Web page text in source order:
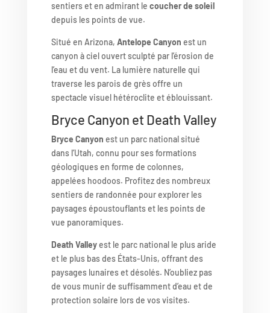
sentiers et en admirant le coucher de soleil
depuis les points de vue.
Situé en Arizona, Antelope Canyon est un
canyon à ciel ouvert sculpté par l’érosion de
l’eau et du vent. La lumière naturelle qui
traverse les parois de grès offre un
spectacle visuel hétéroclite et éblouissant.
Bryce Canyon et Death Valley
Bryce Canyon est un parc national situé
dans l’Utah, connu pour ses formations
géologiques en forme de colonnes,
appelées hoodoos. Profitez des nombreux
sentiers de randonnée pour explorer les
paysages époustouflants et les points de
vue panoramiques.
Death Valleyest le parc national le plus aride
et le plus bas des États-Unis, offrant des
paysages lunaires et désolés. N’oubliez pas
de vous munir de suffisamment d’eau et de
protection solaire lors de vos visites.